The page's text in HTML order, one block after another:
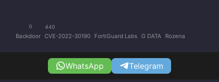
0 440
Backdoor CVE-2022-30190 FortiGuard Labs G DATA Rozena
WhatsApp Telegram